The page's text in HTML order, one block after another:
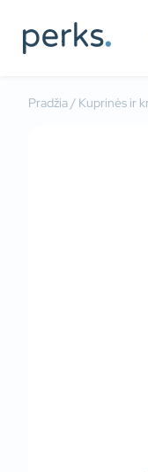
Pradžia/ Kuprinės ir